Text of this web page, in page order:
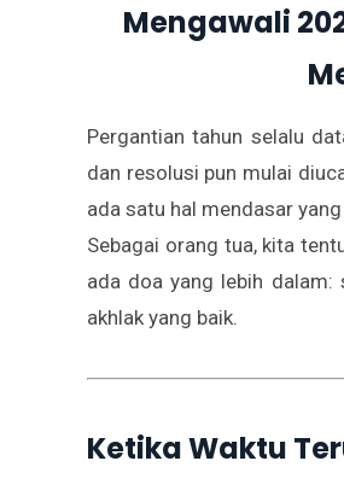
Mengawali
Pergantian tahun selalu
dan resolusi pun mulai
ada satu hal mendasar
Sebagai orang tua, kita
ada doa yang lebih dalam:
akhlak yang baik.
Ketika Waktu